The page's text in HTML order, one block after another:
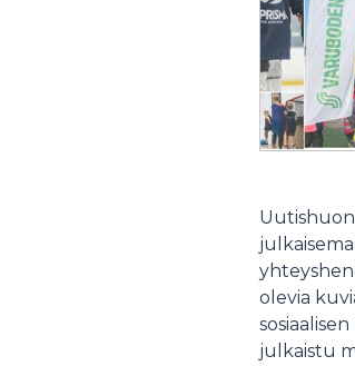
olevia
julkaistu